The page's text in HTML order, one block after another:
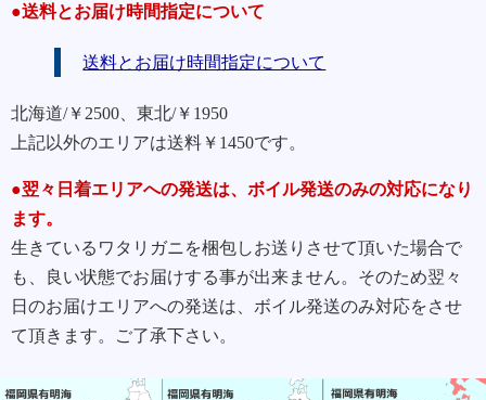
●送料とお届け時間指定について
送料とお届け時間指定について
北海道/￥2500、東北/￥1950
上記以外のエリアは送料￥1450です。
●翌々日着エリアへの発送は、ボイル発送のみの対応になり
ます。
生きているワタリガニを梱包しお送りさせて頂いた場合で
も、良い状態でお届けする事が出来ません。そのため翌々
日のお届けエリアへの発送は、ボイル発送のみ対応をさせ
て頂きます。ご了承下さい。